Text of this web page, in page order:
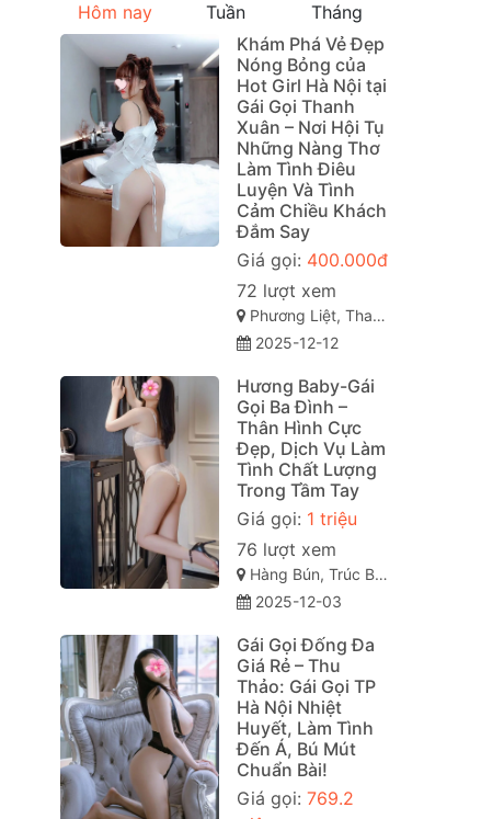
Hôm nay Tuần
Tháng
Khám Phá Vẻ Đẹp
Nóng Bỏng của
Hot Girl Hà Nội tại
Gái Gọi Thanh
Xuân – Nơi Hội Tụ
Những Nàng Thơ
Làm Tình Điêu
Luyện Và Tình
Cảm Chiều Khách
Đắm Say
Giá gọi: 400.000đ
72 lượt xem
Phương Liệt, Thanh Xuân, Hà Nội
2025-12-12
Hương Baby-Gái
Gọi Ba Đình –
Thân Hình Cực
Đẹp, Dịch Vụ Làm
Tình Chất Lượng
Trong Tầm Tay
Giá gọi: 1 triệu
76 lượt xem
Hàng Bún, Trúc Bạch, Ba Đình, Hà Nội
2025-12-03
Gái Gọi Đống Đa
Giá Rẻ – Thu
Thảo: Gái Gọi TP
Hà Nội Nhiệt
Huyết, Làm Tình
Đến Á, Bú Mút
Chuẩn Bài!
Giá gọi: 769.2